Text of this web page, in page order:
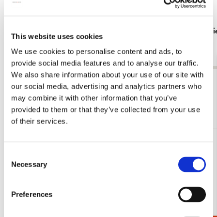
This website uses cookies
We use cookies to personalise content and ads, to
provide social media features and to analyse our traffic.
We also share information about your use of our site with
our social media, advertising and analytics partners who
may combine it with other information that you’ve
provided to them or that they’ve collected from your use
of their services.
Selection
Necessary
Preferences
Rietveld Schröderhuis
€ 16,99
Tote bag:
Bekijk alles van Gerrit Rietveld
Meer van Rietveld Schröderhuis
verlanglijst